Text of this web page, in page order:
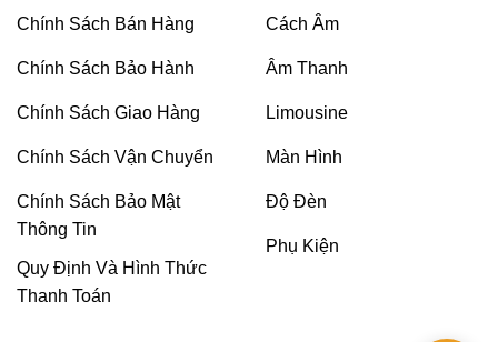
Ghế Limousine có chế độ thư giãn và điều chỉnh ghế
Chính Sách Bán Hàng
Chính Sách Bảo Hành
Chính Sách Giao Hàng
Chính Sách Vận Chuyển
Chính Sách Bảo Mật
Thông Tin
Quy Định Và Hình Thức
Thanh Toán
Cách Âm
Âm Thanh
Limousine
Màn Hình
Độ Đèn
Phụ Kiện